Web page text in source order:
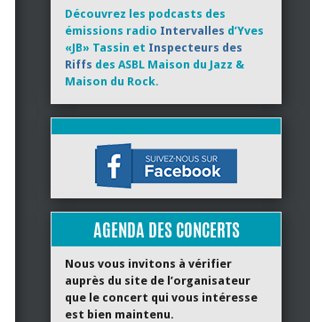
Découvrez les podcasts des
émissions radio Intervalles d’Yves
«JB» Tassin et Inspecteurs des
Riffs des ASBL Maison du Jazz &
Maison du Rock.
AGENDA DES CONCERTS
Nous vous invitons à vérifier
auprès du site de l’organisateur
que le concert qui vous intéresse
est bien maintenu.